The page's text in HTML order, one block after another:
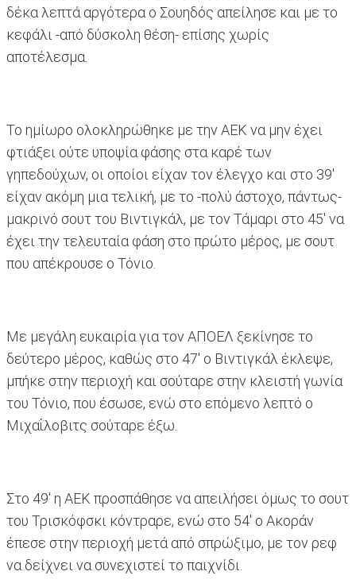
δέκα λεπτά αργότερα ο Σουηδός απείλησε και με το
κεφάλι -από δύσκολη θέση- επίσης χωρίς
αποτέλεσμα.
Το ημίωρο ολοκληρώθηκε με την ΑΕΚ να μην έχει
φτιάξει ούτε υποψία φάσης στα καρέ των
γηπεδούχων, οι οποίοι είχαν τον έλεγχο και στο 39'
είχαν ακόμη μια τελική, με το -πολύ άστοχο, πάντως-
μακρινό σουτ του Βιντιγκάλ, με τον Τάμαρι στο 45' να
έχει την τελευταία φάση στο πρώτο μέρος, με σουτ
που απέκρουσε ο Τόνιο.
Mε μεγάλη ευκαιρία για τον ΑΠΟΕΛ ξεκίνησε το
δεύτερο μέρος, καθώς στο 47' ο Βιντιγκάλ έκλεψε,
μπήκε στην περιοχή και σούταρε στην κλειστή γωνία
του Τόνιο, που έσωσε, ενώ στο επόμενο λεπτό ο
Μιχαΐλοβιτς σούταρε έξω.
Στο 49' η ΑΕΚ προσπάθησε να απειλήσει όμως το σουτ
του Τρισκόφσκι κόντραρε, ενώ στο 54' ο Ακοράν
έπεσε στην περιοχή μετά από σπρώξιμο, με τον ρεφ
να δείχνει να συνεχιστεί το παιχνίδι.